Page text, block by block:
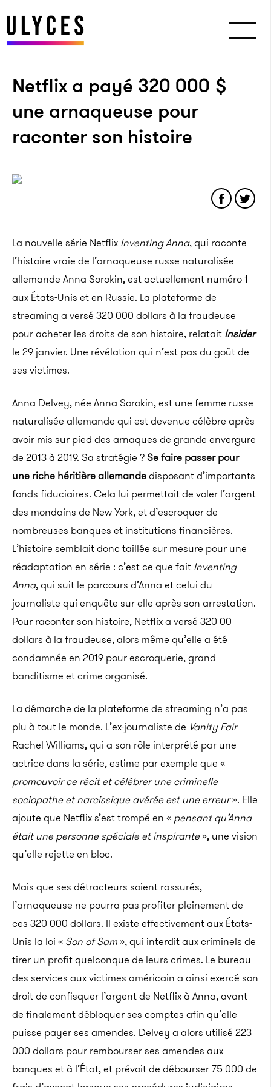
Netflix a payé 320 000 $
une arnaqueuse pour
raconter son histoire
La nouvelle série Netflix Inventing Anna, qui raconte
l’histoire vraie de l’arnaqueuse russe naturalisée
allemande Anna Sorokin, est actuellement numéro 1
aux États-Unis et en Russie. La plateforme de
streaming a versé 320 000 dollars à la fraudeuse
pour acheter les droits de son histoire, relatait Insider
le 29 janvier. Une révélation qui n’est pas du goût de
ses victimes.
Anna Delvey, née Anna Sorokin, est une femme russe
naturalisée allemande qui est devenue célèbre après
avoir mis sur pied des arnaques de grande envergure
de 2013 à 2019. Sa stratégie ?Se faire passer pour
une riche héritière allemandedisposant d’importants
fonds fiduciaires. Cela lui permettait de voler l’argent
des mondains de New York, et d’escroquer de
nombreuses banques et institutions financières.
L’histoire semblait donc taillée sur mesure pour une
réadaptation en série : c’est ce que fait Inventing
Anna, qui suit le parcours d’Anna et celui du
journaliste qui enquête sur elle après son arrestation.
Pour raconter son histoire, Netflix a versé 320 00
dollars à la fraudeuse, alors même qu’elle a été
condamnée en 2019 pour escroquerie, grand
banditisme et crime organisé.
La démarche de la plateforme de streaming n’a pas
plu à tout le monde. L’ex-journaliste de Vanity Fair
Rachel Williams, qui a son rôle interprété par une
actrice dans la série, estime par exemple que «
promouvoir ce récit et célébrer une criminelle
sociopathe et narcissique avérée est une erreur». Elle
ajoute que Netflix s’est trompé en « pensant qu’Anna
était une personne spéciale et inspirante», une vision
qu’elle rejette en bloc.
Mais que ses détracteurs soient rassurés,
l’arnaqueuse ne pourra pas profiter pleinement de
ces 320 000 dollars. Il existe effectivement aux États-
Unis la loi « Son of Sam», qui interdit aux criminels de
tirer un profit quelconque de leurs crimes. Le bureau
des services aux victimes américain a ainsi exercé son
droit de confisquer l’argent de Netflix à Anna, avant
de finalement débloquer ses comptes afin qu’elle
puisse payer ses amendes. Delvey a alors utilisé 223
000 dollars pour rembourser ses amendes aux
banques et à l’État, et prévoit de débourser 75 000 de